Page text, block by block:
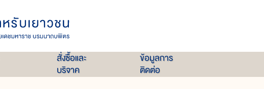
สั่งซื้อและ
บริจาค
ข้อมูลการ
ติดต่อ